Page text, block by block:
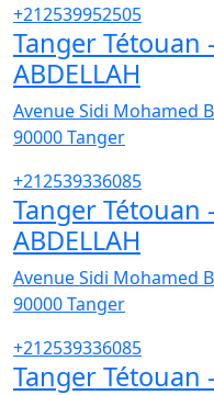
+212539952505
Tanger Tétouan
ABDELLAH
Avenue Sidi Mohamed
90000Tanger
+212539336085
Tanger Tétouan
ABDELLAH
Avenue Sidi Mohamed
90000Tanger
+212539336085
Tanger Tétouan